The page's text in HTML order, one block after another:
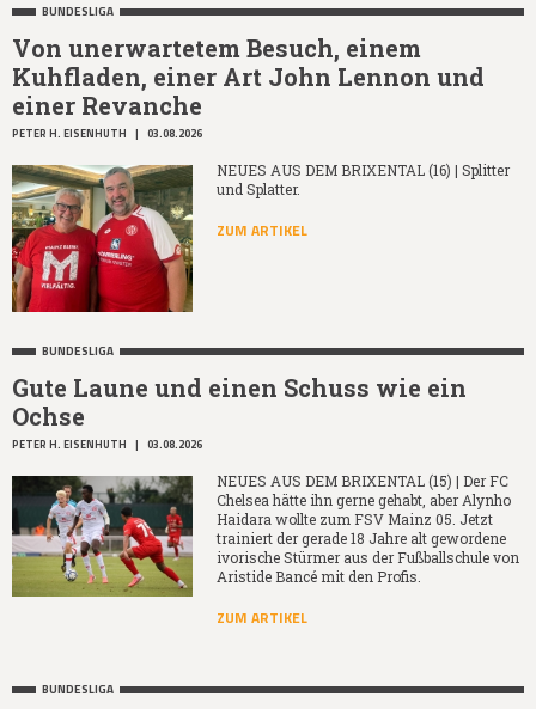
BUNDESLIGA
Von unerwartetem Besuch, einem
Kuhfladen, einer Art John Lennon und
einer Revanche
PETER H. EISENHUTH | 03.08.2026
NEUES AUS DEM BRIXENTAL (16) | Splitter
und Splatter.
ZUM ARTIKEL
BUNDESLIGA
Gute Laune und einen Schuss wie ein
Ochse
PETER H. EISENHUTH | 03.08.2026
NEUES AUS DEM BRIXENTAL (15) | Der FC
Chelsea hätte ihn gerne gehabt, aber Alynho
Haidara wollte zum FSV Mainz 05. Jetzt
trainiert der gerade 18 Jahre alt gewordene
ivorische Stürmer aus der Fußballschule von
Aristide Bancé mit den Profis.
ZUM ARTIKEL
BUNDESLIGA